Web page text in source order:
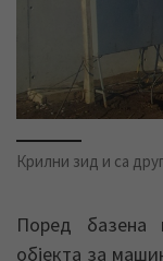
Крилни зид и са
Поред базена
објекта за